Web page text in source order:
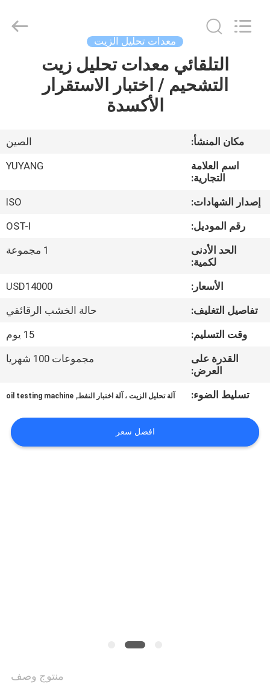
مسكن
عرض
الواقع
الافتراضي
معلومات
في
المعمل
اتصل
أخبار
INSTRUMENT
معدات تحليل الزيت
التلقائي معدات تحليل زيت
التشحيم / اختبار الاستقرار
الأكسدة
مكان المنشأ:
الصين
اسم العلامة
التجارية:
YUYANG
إصدار الشهادات:
ISO
رقم الموديل:
OST-I
الحد الأدنى
لكمية:
1 مجموعة
الأسعار:
USD14000
تفاصيل التغليف:
حالة الخشب الرقائقي
وقت التسليم:
15 يوم
القدرة على
العرض:
مجموعات 100 شهريا
تسليط الضوء: آلة تحليل الزيت ، آلة اختبار النفط,
oil testing machine
افضل سعر
منتوج وصف